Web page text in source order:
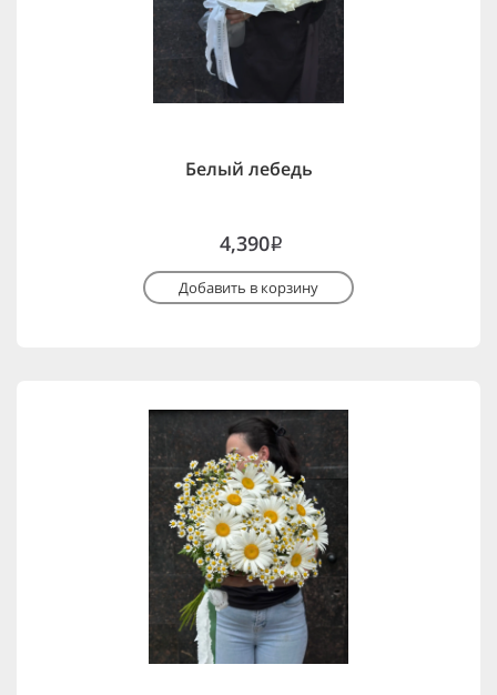
Белый лебедь
4,390i
Добавить в корзину